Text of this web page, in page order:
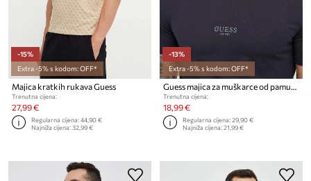
-15%
Extra -5% s kodom: OFF*
Majica kratkih rukava Guess
Trenutna cijena:
27,99 €
Regularna cijena:44,90 €
Najniža cijena:32,99 €
-13%
Extra -5% s kodom: OFF*
Guess majica za muškarce od pamuka AIDY
Trenutna cijena:
18,99 €
Regularna cijena:29,90 €
Najniža cijena:21,99 €